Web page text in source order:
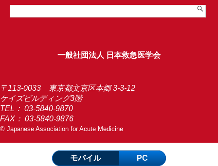
一般社団法人 日本救急医学会
〒113-0033 東京都文京区本郷 3-3-12
ケイズビルディング3階
TEL： 03-5840-9870
FAX： 03-5840-9876
© Japanese Association for Acute Medicine
モバイル PC